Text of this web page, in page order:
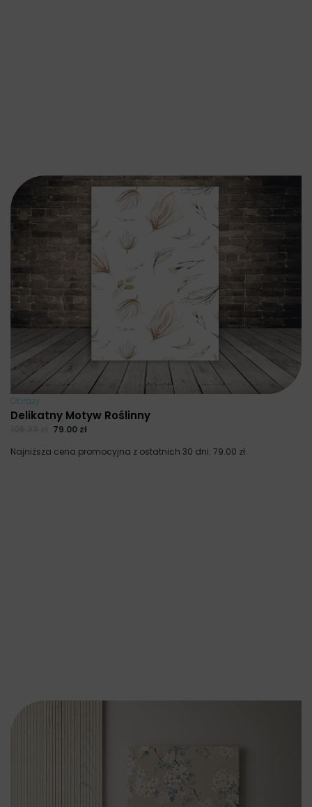
Obrazy
Delikatny Motyw Roślinny
79.00 zł
Najniższa cena promocyjna z ostatnich 30 dni: 79.00 zł.